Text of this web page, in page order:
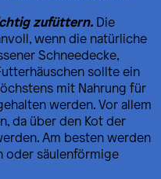
zufüttern. Die
wenn die natürliche
Schneedecke,
sollte ein
mit Nahrung für
werden. Vor allem
da über den Kot der
Am besten werden
oder säulenförmige